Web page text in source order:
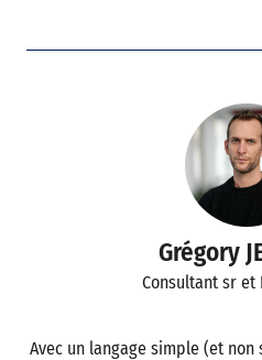
Grégory
Consultant sr et
Avec un langage simple (et